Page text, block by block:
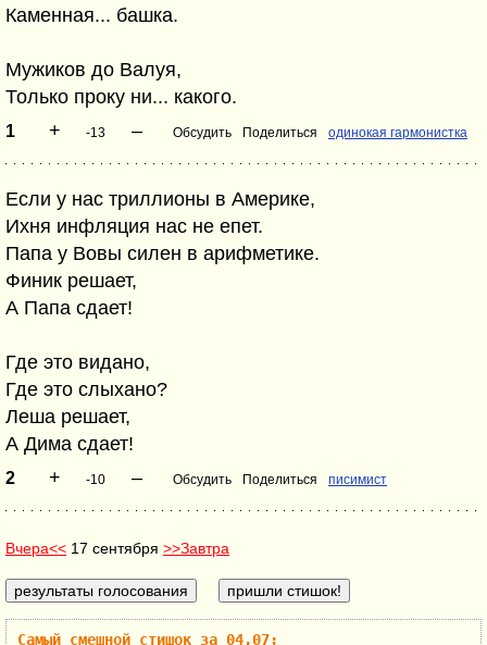
Каменная... башка.
Мужиков до Валуя,
Только проку ни... какого.
1 + -13 – Обсудить Поделиться одинокая гармонистка
Если у нас триллионы в Америке,
Ихня инфляция нас не епет.
Папа у Вовы силен в арифметике.
Финик решает,
А Папа сдает!
Где это видано,
Где это слыхано?
Леша решает,
А Дима сдает!
2 + -10 – Обсудить Поделиться писимист
Вчера<< 17 сентября >>Завтра
Самый смешной стишок за 04.07: